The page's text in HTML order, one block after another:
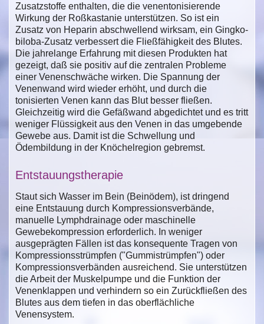
Zusatzstoffe enthalten, die die venentonisierende
Wirkung der Roßkastanie unterstützen. So ist ein
Zusatz von Heparin abschwellend wirksam, ein Gingko-
biloba-Zusatz verbessert die Fließfähigkeit des Blutes.
Die jahrelange Erfahrung mit diesen Produkten hat
gezeigt, daß sie positiv auf die zentralen Probleme
einer Venenschwäche wirken. Die Spannung der
Venenwand wird wieder erhöht, und durch die
tonisierten Venen kann das Blut besser fließen.
Gleichzeitig wird die Gefäßwand abgedichtet und es tritt
weniger Flüssigkeit aus den Venen in das umgebende
Gewebe aus. Damit ist die Schwellung und
Ödembildung in der Knöchelregion gebremst.
Entstauungstherapie
Staut sich Wasser im Bein (Beinödem), ist dringend
eine Entstauung durch Kompressionsverbände,
manuelle Lymphdrainage oder maschinelle
Gewebekompression erforderlich. In weniger
ausgeprägten Fällen ist das konsequente Tragen von
Kompressionsstrümpfen ("Gummistrümpfen") oder
Kompressionsverbänden ausreichend. Sie unterstützen
die Arbeit der Muskelpumpe und die Funktion der
Venenklappen und verhindern so ein Zurückfließen des
Blutes aus dem tiefen in das oberflächliche
Venensystem.